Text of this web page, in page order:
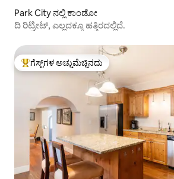
Park City ನಲ್ಲಿ ಕಾಂಡೋ
ದಿ ರಿಟ್ರೀಟ್, ಎಲ್ಲದಕ್ಕೂ ಹತ್ತಿರದಲ್ಲಿದೆ.
ಗೆಸ್ಟ್‌ಗಳಿಗೆ ಅತಿ ಹೆಚ್ಚು ಅಚ್ಚುಮೆಚ್ಚಿನದು
ಗೆಸ್ಟ್‌ಗಳ ಅಚ್ಚುಮೆಚ್ಚಿನದು